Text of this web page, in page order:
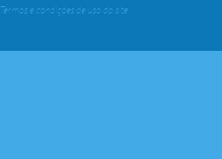
Termos e condições de uso do site